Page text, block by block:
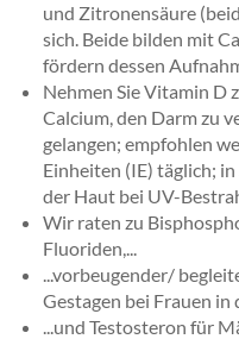
und Zitronensäure
sich. Beide bilden mit
fördern dessen
Nehmen Sie Vitamin D
Calcium, den Darm zu
gelangen; empfohlen
Einheiten (IE) täglich;
der Haut bei UV-
Wir raten zu
Fluoriden,...
...vorbeugender/
Gestagen bei Frauen in
...und Testosteron für